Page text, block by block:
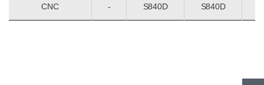
CNC - S840D S840D